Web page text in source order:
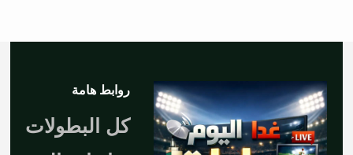
روابط هامة
كل البطولات